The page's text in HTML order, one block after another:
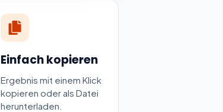
Einfach kopieren
Ergebnis mit einem Klick
kopieren oder als Datei
herunterladen.